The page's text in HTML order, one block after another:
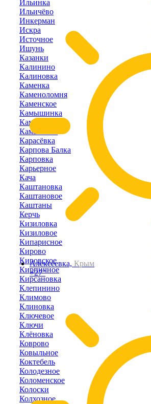
Алексеевка, Крым
+27°
Ильинка
Ильичёво
Инкерман
Искра
Источное
Ишунь
Казанки
Калинино
Калиновка
Каменка
Каменоломня
Каменское
Камышинка
Камышлы
Камышное
Карасёвка
Карпова Балка
Карповка
Карьерное
Кача
Каштановка
Каштановое
Каштаны
Керчь
Кизиловка
Кизиловое
Кипарисное
Кирово
Кировское
Кирпичное
Кирсановка
Клепинино
Климово
Клиновка
Ключевое
Ключи
Клёновка
Коврово
Ковыльное
Коктебель
Колодезное
Коломенское
Колоски
Колхозное